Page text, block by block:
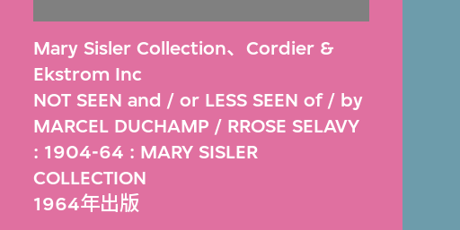
Mary Sisler Collection、Cordier &
Ekstrom Inc
NOT SEEN and / or LESS SEEN of / by
MARCEL DUCHAMP / RROSE SELAVY
: 1904-64 : MARY SISLER
COLLECTION
1964年出版